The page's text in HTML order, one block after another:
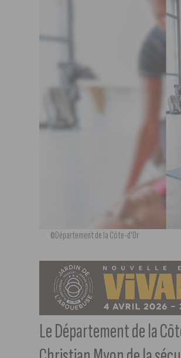
©Département de la Côte-d'Or
Le Département de la